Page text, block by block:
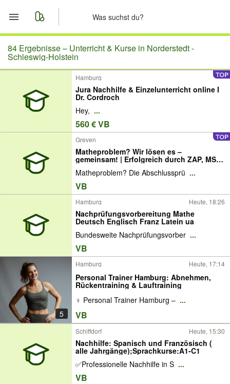
Start
Merkliste
Nachrichten
Anzeige aufgeben
84 Ergebnisse – Unterricht & Kurse in Norderstedt -
Schleswig-Holstein
Hamburg
Jura Nachhilfe & Einzelunterricht online I
Dr. Cordroch
Hey, ...
560 € VB
Greven
Matheproblem? Wir lösen es –
gemeinsam! | Erfolgreich durch ZAP, MSA,
Abitur & Abschlussprüfungen in
Mathematik
Matheproblem? Die Abschlussprü ...
VB
Hamburg Heute, 18:26
Nachprüfungsvorbereitung Mathe
Deutsch Englisch Franz Latein ua
Bundesweite Nachprüfungsvorber ...
VB
5
Hamburg Heute, 17:14
Personal Trainer Hamburg: Abnehmen,
Rückentraining & Lauftraining
‍♀️ Personal Trainer Hamburg – ...
VB
Schiffdorf Heute, 15:30
Nachhilfe: Spanisch und Französisch (
alle Jahrgänge);Sprachkurse:A1-C1
✅Professionelle Nachhilfe in S ...
VB